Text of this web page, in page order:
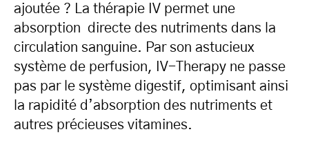
ajoutée ? La thérapie IV permet une
absorption directe des nutriments dans la
circulation sanguine. Par son astucieux
système de perfusion, IV-Therapy ne passe
pas par le système digestif, optimisant ainsi
la rapidité d’absorption des nutriments et
autres précieuses vitamines.